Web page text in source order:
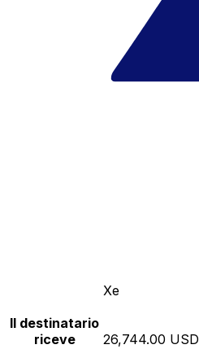
Xe
Il destinatario
riceve
26,744.00 USD